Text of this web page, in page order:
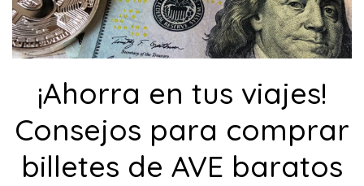
¡Ahorra en tus viajes!
Consejos para comprar
billetes de AVE baratos